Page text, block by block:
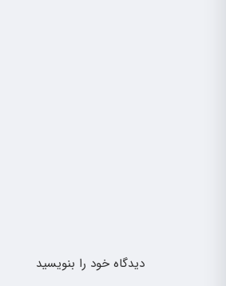
دیدگاه خود را بنویسید